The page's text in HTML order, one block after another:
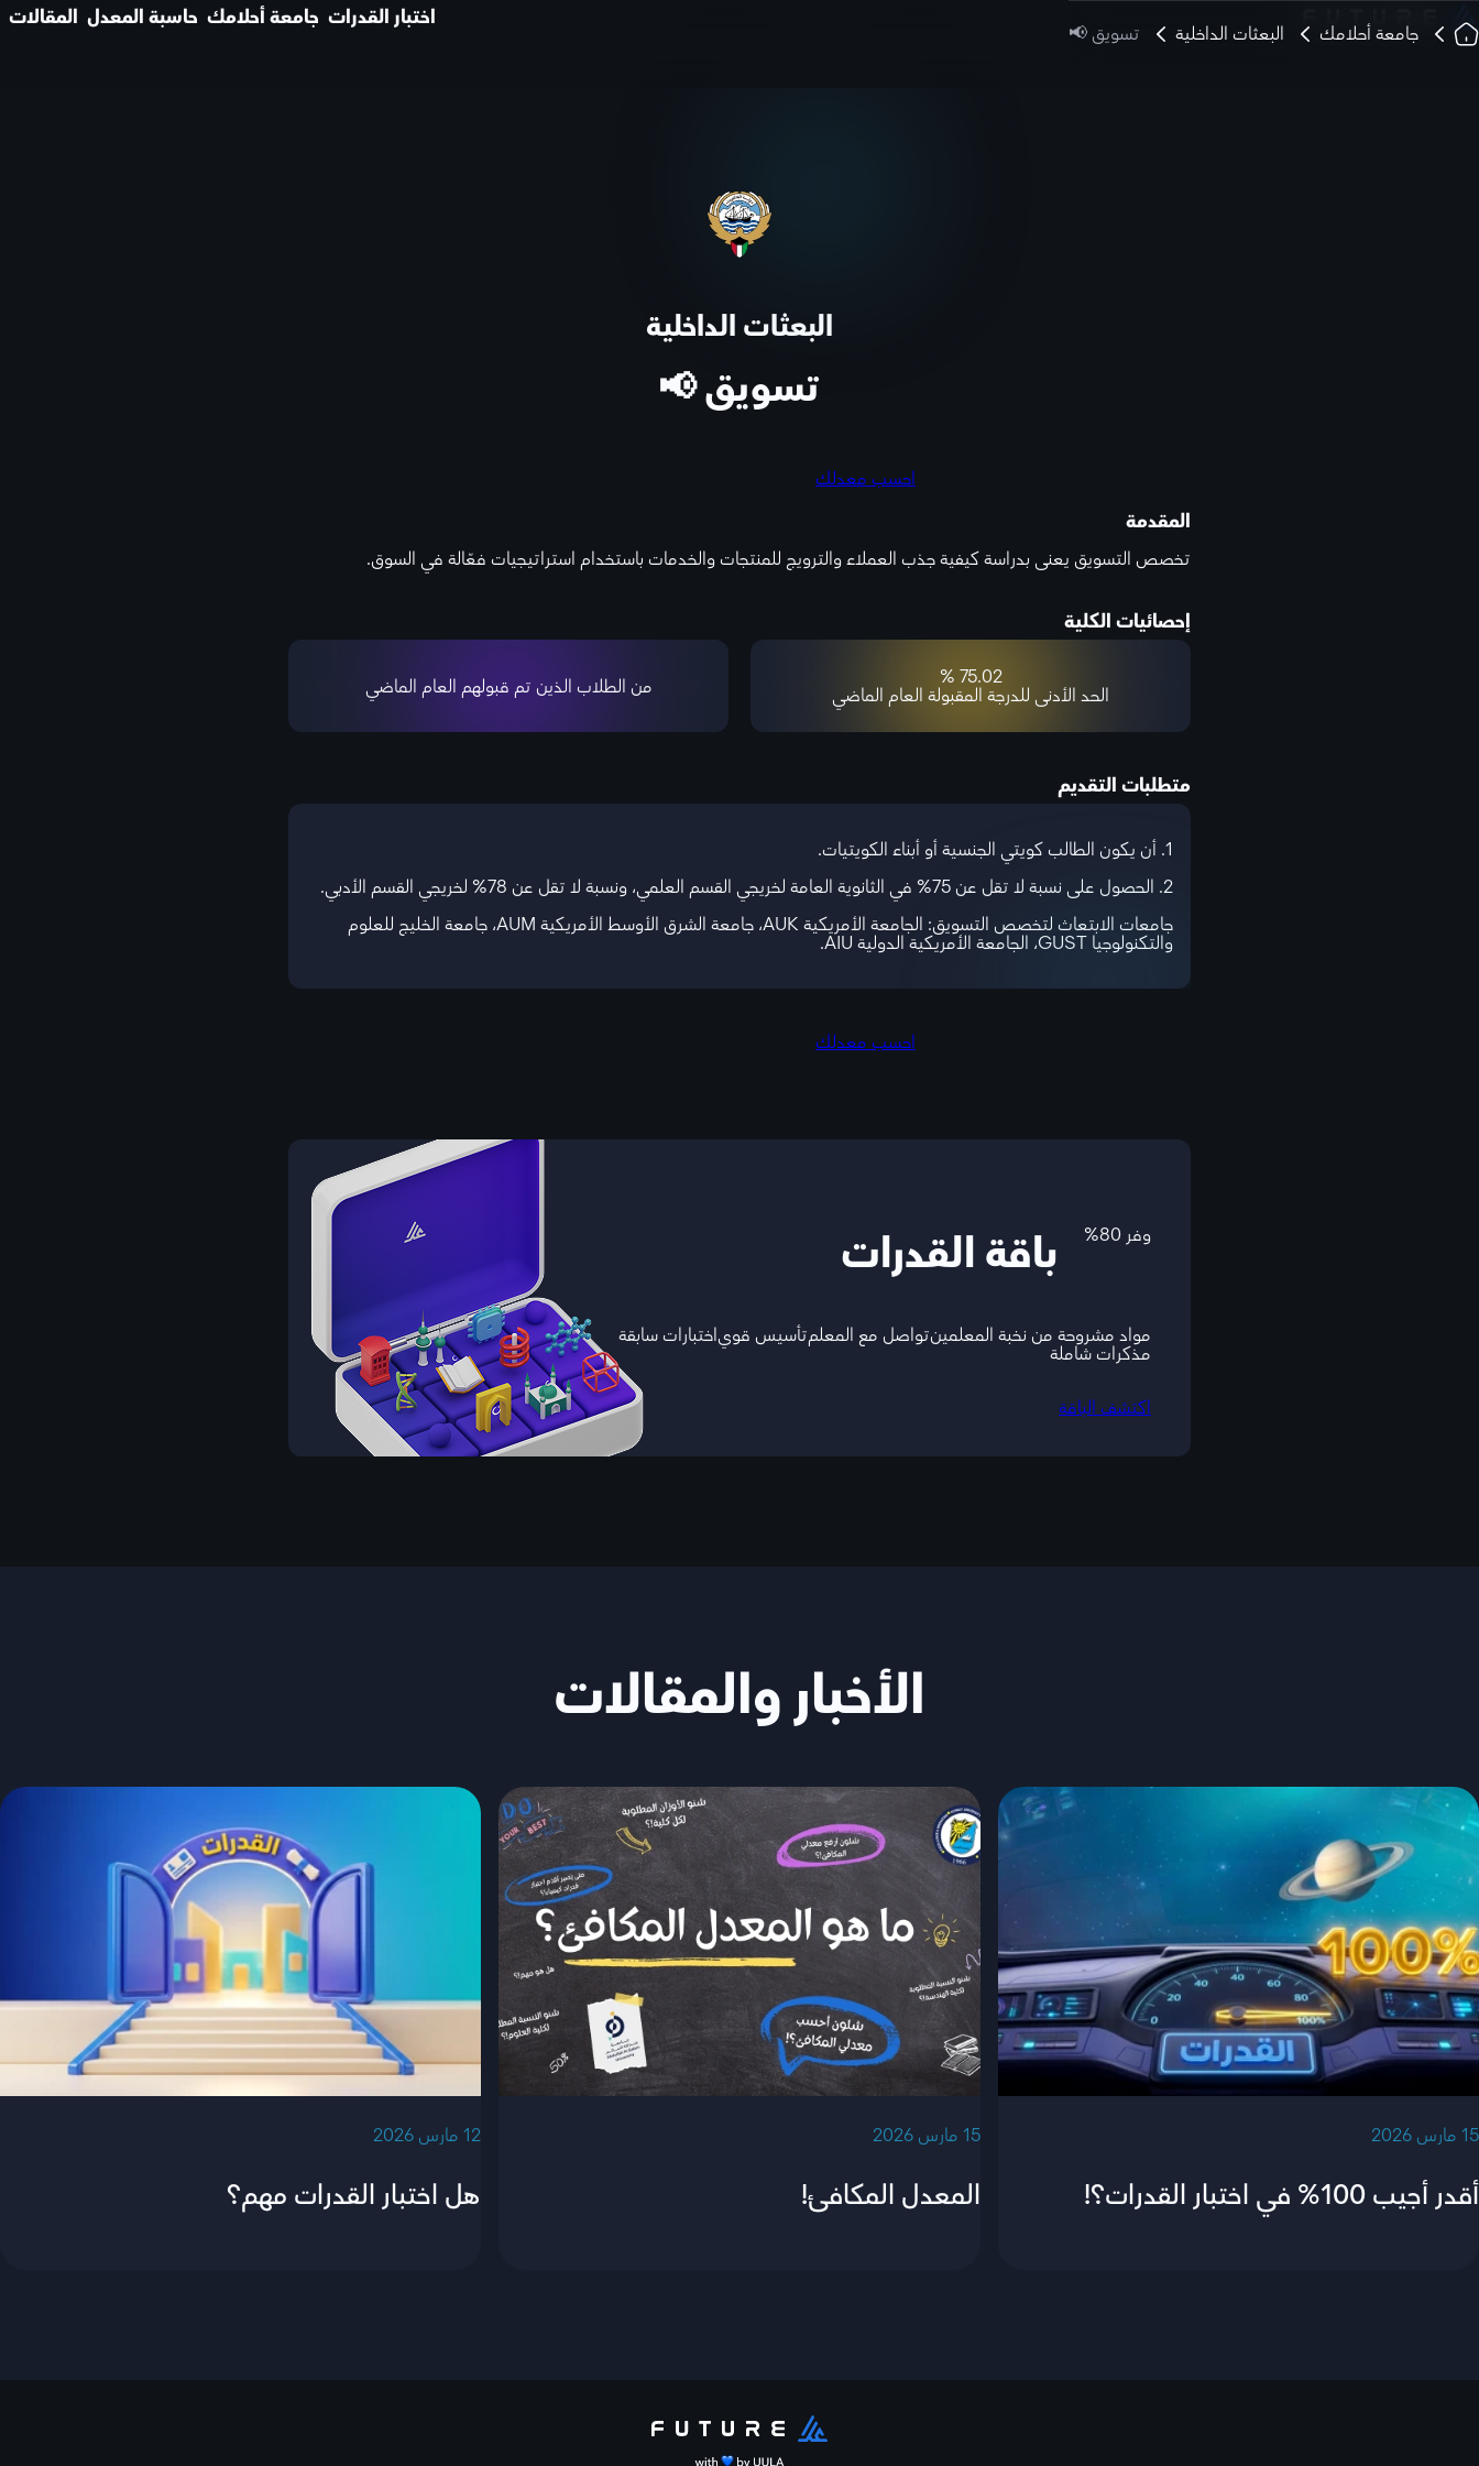
اختبار القدرات جامعة أحلامك حاسبة المعدل المقالات جامعة أحلامك البعثات الداخلية تسويق 📢
البعثات الداخلية
تسويق 📢
احسب معدلك
المقدمة
تخصص التسويق يعنى بدراسة كيفية جذب العملاء والترويج للمنتجات والخدمات باستخدام استراتيجيات فعّالة في السوق.
إحصائيات الكلية
75.02 %
الحد الأدنى للدرجة المقبولة العام الماضي من الطلاب الذين تم قبولهم العام الماضي
متطلبات التقديم
1. أن يكون الطالب كويتي الجنسية أو أبناء الكويتيات.
2. الحصول على نسبة لا تقل عن 75% في الثانوية العامة لخريجي القسم العلمي، ونسبة لا تقل عن 78% لخريجي القسم الأدبي.
جامعات الابتعاث لتخصص التسويق: الجامعة الأمريكية AUK، جامعة الشرق الأوسط الأمريكية AUM، جامعة الخليج للعلوم
والتكنولوجيا GUST، الجامعة الأمريكية الدولية AIU.
احسب معدلك
وفر 80% باقة القدرات
مواد مشروحة من نخبة المعلمينتواصل مع المعلمتأسيس قوياختبارات سابقة
مذكرات شاملة
اكتشف الباقة
الأخبار والمقالات
‫15 مارس 2026‬
أقدر أجيب 100% في اختبار القدرات؟!
‫15 مارس 2026‬
المعدل المكافئ!
‫12 مارس 2026‬
هل اختبار القدرات مهم؟